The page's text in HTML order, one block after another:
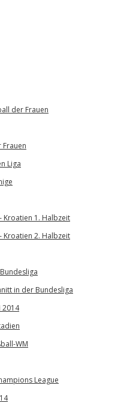
der Frauen
Liga
1. Halbzeit
2. Halbzeit
in der Bundesliga
2014
WM
League